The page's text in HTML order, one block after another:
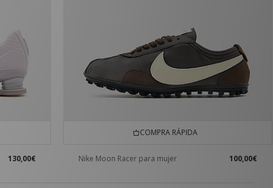
130,00€
COMPRA RÁPIDA
Nike Moon Racer para mujer 100,00€